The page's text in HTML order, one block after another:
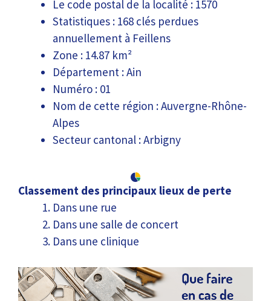
Le code postal de la localité : 1570
Statistiques : 168 clés perdues
annuellement à Feillens
Zone : 14.87 km²
Département : Ain
Numéro : 01
Nom de cette région : Auvergne-Rhône-
Alpes
Secteur cantonal : Arbigny
Classement des principaux lieux de perte
Dans une rue
Dans une salle de concert
Dans une clinique